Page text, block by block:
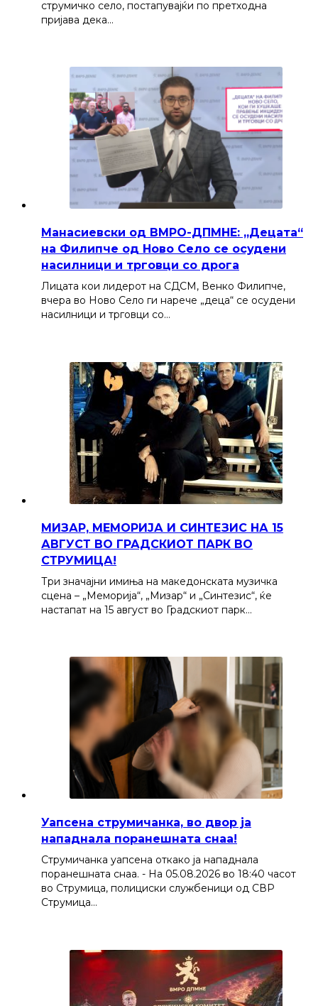
струмичко село, постапувајќи по претходна
пријава дека…
Манасиевски од ВМРО-ДПМНЕ: „Децата“
на Филипче од Ново Село се осудени
насилници и трговци со дрога
Лицата кои лидерот на СДСМ, Венко Филипче,
вчера во Ново Село ги нарече „деца“ се осудени
насилници и трговци со…
МИЗАР, МЕМОРИЈА И СИНТЕЗИС НА 15
АВГУСТ ВО ГРАДСКИОТ ПАРК ВО
СТРУМИЦА!
Три значајни имиња на македонската музичка
сцена – „Меморија“, „Мизар“ и „Синтезис“, ќе
настапат на 15 август во Градскиот парк…
Уапсена струмичанка, во двор ја
нападнала поранешната снаа!
Струмичанка уапсена откако ја нападнала
поранешната снаа. - На 05.08.2026 во 18:40 часот
во Струмица, полициски службеници од СВР
Струмица…